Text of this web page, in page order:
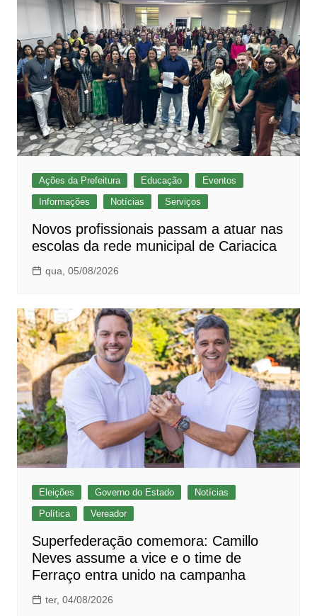
Ações da Prefeitura Educação
Eventos
Informações
Notícias Serviços
Novos profissionais passam a atuar nas
escolas da rede municipal de Cariacica
qua, 05/08/2026
Eleições Governo do Estado
Notícias
Política
Vereador
Superfederação comemora: Camillo
Neves assume a vice e o time de
Ferraço entra unido na campanha
ter, 04/08/2026